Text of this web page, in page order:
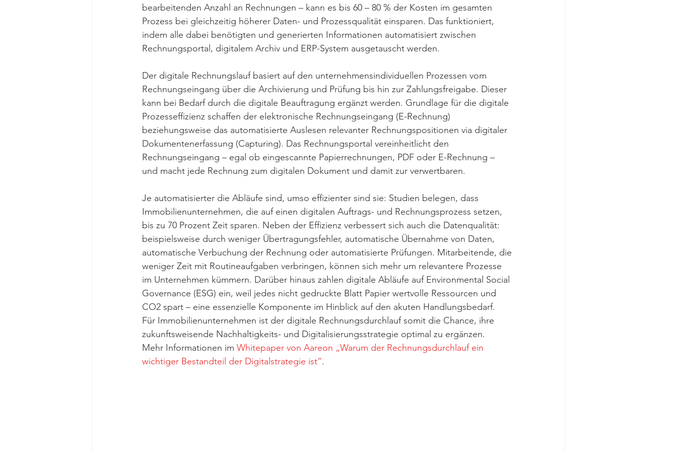
bearbeitenden Anzahl an Rechnungen – kann es bis 60 – 80 % der Kosten im gesamten
Prozess bei gleichzeitig höherer Daten- und Prozessqualität einsparen. Das funktioniert,
indem alle dabei benötigten und generierten Informationen automatisiert zwischen
Rechnungsportal, digitalem Archiv und ERP-System ausgetauscht werden.
Der digitale Rechnungslauf basiert auf den unternehmensindividuellen Prozessen vom
Rechnungseingang über die Archivierung und Prüfung bis hin zur Zahlungsfreigabe. Dieser
kann bei Bedarf durch die digitale Beauftragung ergänzt werden. Grundlage für die digitale
Prozesseffizienz schaffen der elektronische Rechnungseingang (E-Rechnung)
beziehungsweise das automatisierte Auslesen relevanter Rechnungspositionen via digitaler
Dokumentenerfassung (Capturing). Das Rechnungsportal vereinheitlicht den
Rechnungseingang – egal ob eingescannte Papierrechnungen, PDF oder E-Rechnung –
und macht jede Rechnung zum digitalen Dokument und damit zur verwertbaren.
Je automatisierter die Abläufe sind, umso effizienter sind sie: Studien belegen, dass
Immobilienunternehmen, die auf einen digitalen Auftrags- und Rechnungsprozess setzen,
bis zu 70 Prozent Zeit sparen. Neben der Effizienz verbessert sich auch die Datenqualität:
beispielsweise durch weniger Übertragungsfehler, automatische Übernahme von Daten,
automatische Verbuchung der Rechnung oder automatisierte Prüfungen. Mitarbeitende, die
weniger Zeit mit Routineaufgaben verbringen, können sich mehr um relevantere Prozesse
im Unternehmen kümmern. Darüber hinaus zahlen digitale Abläufe auf Environmental Social
Governance (ESG) ein, weil jedes nicht gedruckte Blatt Papier wertvolle Ressourcen und
CO2 spart – eine essenzielle Komponente im Hinblick auf den akuten Handlungsbedarf.
Für Immobilienunternehmen ist der digitale Rechnungsdurchlauf somit die Chance, ihre
zukunftsweisende Nachhaltigkeits- und Digitalisierungsstrategie optimal zu ergänzen.
Mehr Informationen im Whitepaper von Aareon „Warum der Rechnungsdurchlauf ein
wichtiger Bestandteil der Digitalstrategie ist“.